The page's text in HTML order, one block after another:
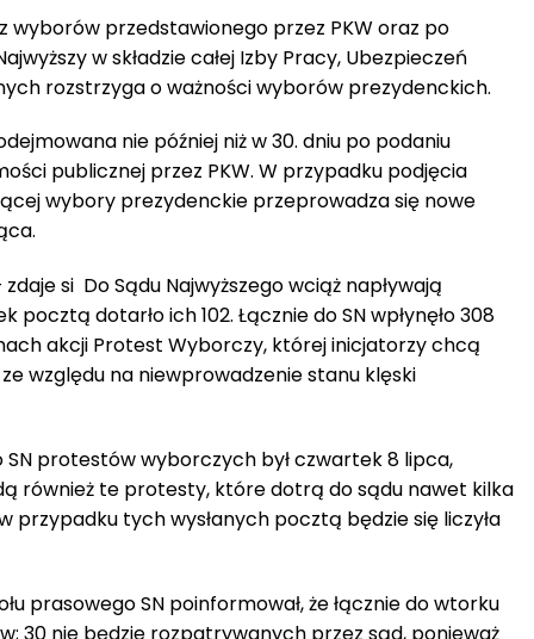
wyborów przedstawionego przez PKW oraz po
w składzie całej Izby Pracy, Ubezpieczeń
rozstrzyga o ważności wyborów prezydenckich.
nie później niż w 30. dniu po podaniu
publicznej przez PKW. W przypadku podjęcia
wybory prezydenckie przeprowadza się nowe
si Do Sądu Najwyższego wciąż napływają
dotarło ich 102. Łącznie do SN wpłynęło 308
akcji Protest Wyborczy, której inicjatorzy chcą
względu na niewprowadzenie stanu klęski
SN protestów wyborczych był czwartek 8 lipca,
również te protesty, które dotrą do sądu nawet kilka
przypadku tych wysłanych pocztą będzie się liczyła
prasowego SN poinformował, że łącznie do wtorku
30 nie będzie rozpatrywanych przez sąd, ponieważ